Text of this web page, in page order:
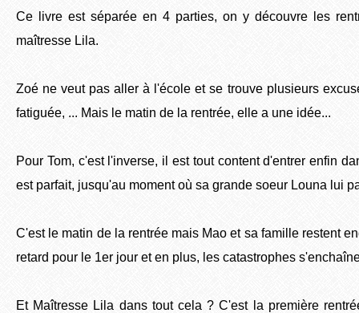
Ce livre est séparée en 4 parties, on y découvre les
maîtresse Lila.
Zoé ne veut pas aller à l'école et se trouve plusieurs
fatiguée, ... Mais le matin de la rentrée, elle a une idée...
Pour Tom, c'est l'inverse, il est tout content d'entrer enfin
est parfait, jusqu'au moment où sa grande soeur Louna lui
C'est le matin de la rentrée mais Mao et sa famille restent
retard pour le 1er jour et en plus, les catastrophes
Et Maîtresse Lila dans tout cela ? C'est la première